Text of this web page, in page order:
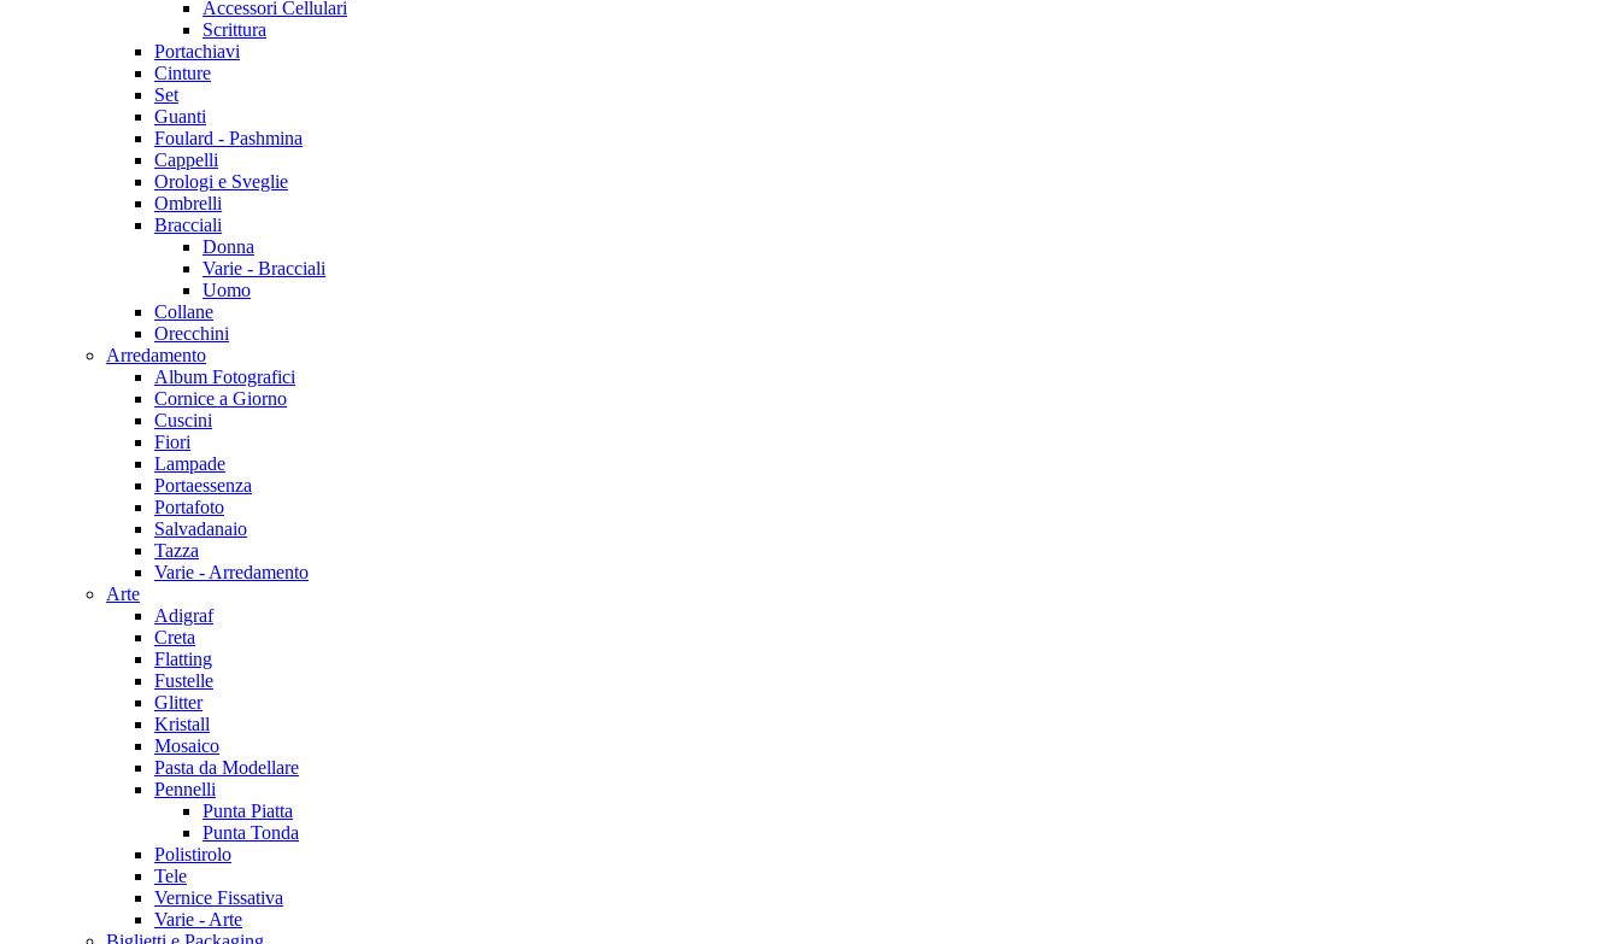
Accessori Cellulari
Scrittura
Portachiavi
Cinture
Set
Guanti
Foulard - Pashmina
Cappelli
Orologi e Sveglie
Ombrelli
Bracciali
Donna
Varie - Bracciali
Uomo
Collane
Orecchini
Arredamento
Album Fotografici
Cornice a Giorno
Cuscini
Fiori
Lampade
Portaessenza
Portafoto
Salvadanaio
Tazza
Varie - Arredamento
Arte
Adigraf
Creta
Flatting
Fustelle
Glitter
Kristall
Mosaico
Pasta da Modellare
Pennelli
Punta Piatta
Punta Tonda
Polistirolo
Tele
Vernice Fissativa
Varie - Arte